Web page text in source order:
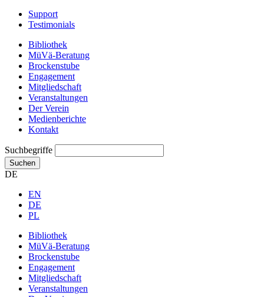
Support
Testimonials
Bibliothek
MüVä-Beratung
Brockenstube
Engagement
Mitgliedschaft
Veranstaltungen
Der Verein
Medienberichte
Kontakt
Suchbegriffe
Suchen
DE
EN
DE
PL
Bibliothek
MüVä-Beratung
Brockenstube
Engagement
Mitgliedschaft
Veranstaltungen